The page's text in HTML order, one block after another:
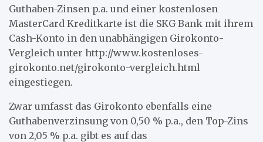
Guthaben-Zinsen p.a. und einer kostenlosen
MasterCard Kreditkarte ist die SKG Bank mit ihrem
Cash-Konto in den unabhängigen Girokonto-
Vergleich unter http://www.kostenloses-
girokonto.net/girokonto-vergleich.html
eingestiegen.
Zwar umfasst das Girokonto ebenfalls eine
Guthabenverzinsung von 0,50 % p.a., den Top-Zins
von 2,05 % p.a. gibt es auf das